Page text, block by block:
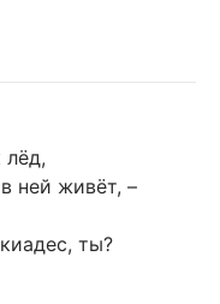
лёд,
ней живёт, –
ты?